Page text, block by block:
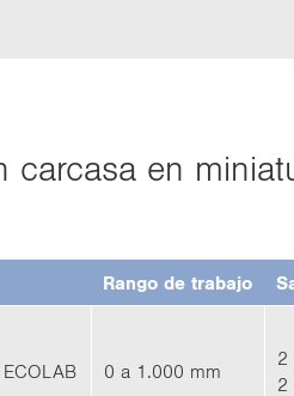
car­ca­sa en
Rango de tra­ba­jo
0 a 1.000 mm
2
2